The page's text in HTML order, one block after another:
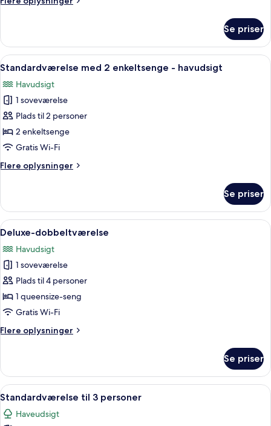
med
enkeltsenge
Se priser
Indlæs
alle
billeder
af
Standardværelse
med
2
-
Et hotelværelse med to senge, et
1
Standardværelse med 2 enkeltsenge - havudsigt
Havudsigt
1 soveværelse
Plads til 2 personer
2 enkeltsenge
Gratis Wi-Fi
Flere oplysninger
Flere
med
enkeltsenge
havudsigt
Se priser
Indlæs
alle
billeder
af
Deluxe-
dobbeltværelse
Et hotelværelse med seng, balkon
1
Deluxe-dobbeltværelse
Havudsigt
1 soveværelse
Plads til 4 personer
1 queensize-seng
Gratis Wi-Fi
Flere oplysninger
Flere
dobbeltværelse
Se priser
Indlæs
alle
billeder
Et hotelværelse med tre
1
Standardværelse til 3 personer
Haveudsigt